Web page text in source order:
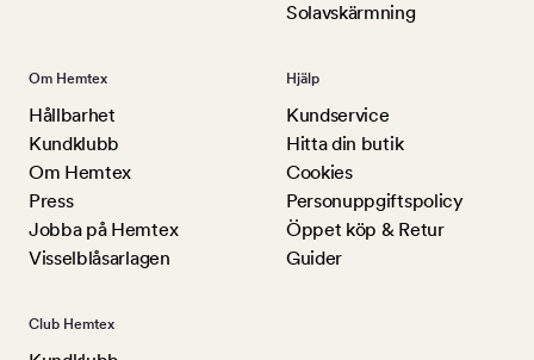
Solavskärmning
Om Hemtex
Hållbarhet
Kundklubb
Om Hemtex
Press
Jobba på Hemtex
Visselblåsarlagen
Hjälp
Kundservice
Hitta din butik
Cookies
Personuppgiftspolicy
Öppet köp & Retur
Guider
Club Hemtex